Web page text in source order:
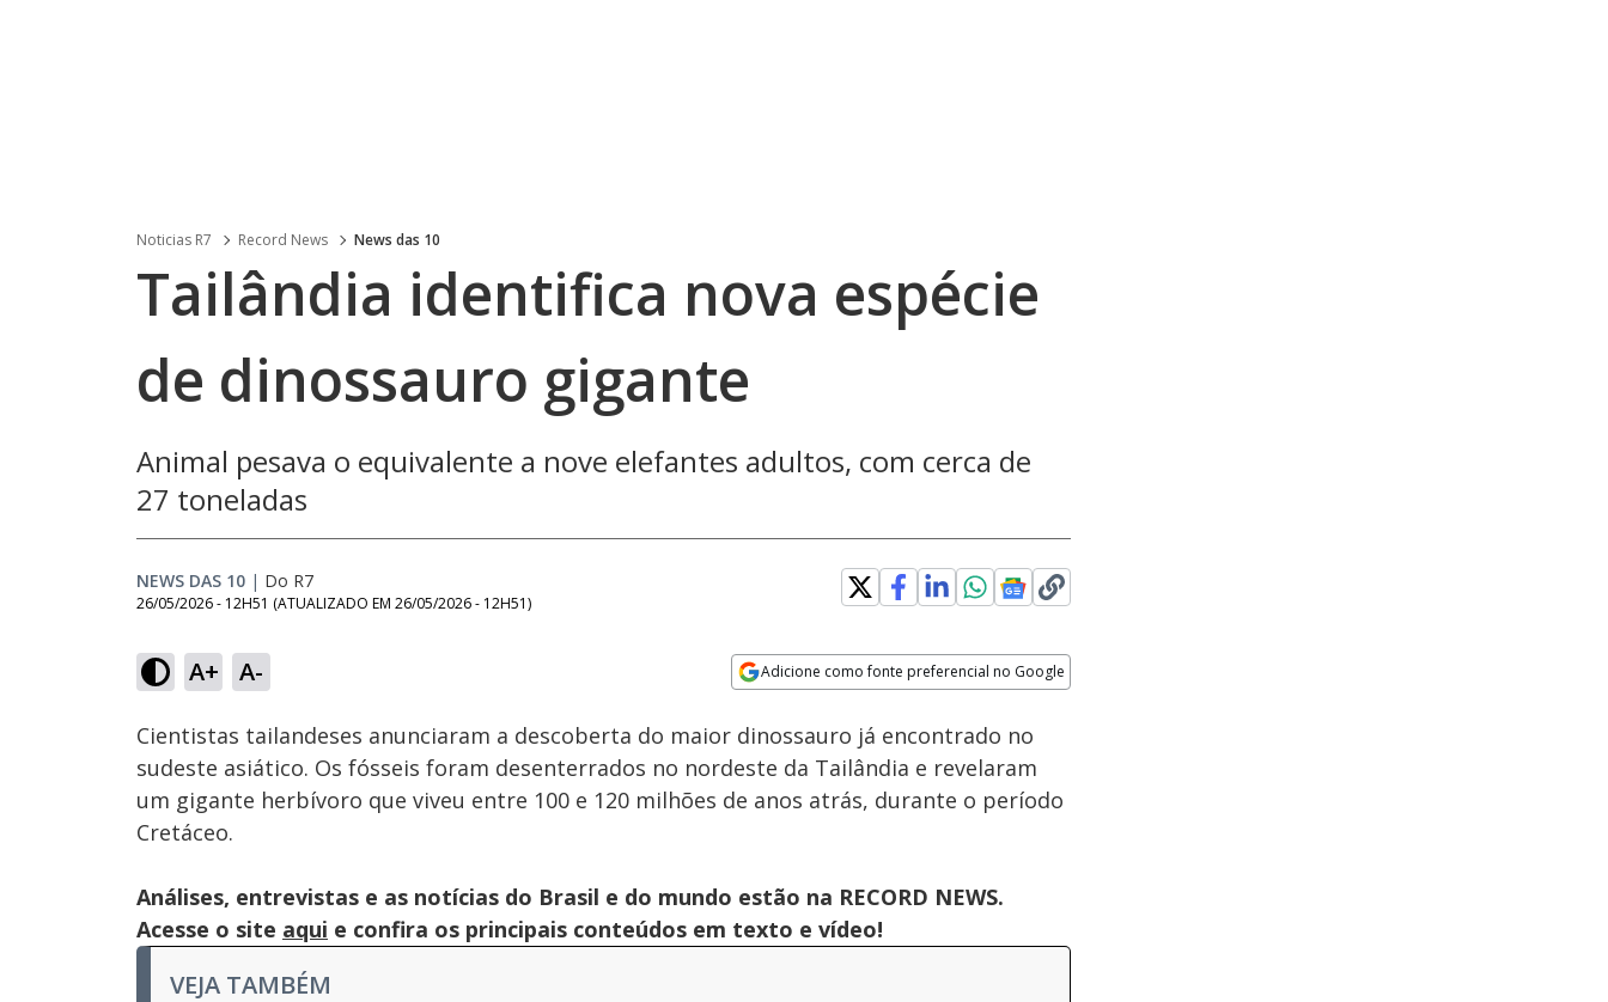
Noticias R7 Record News News das 10
Tailândia identifica nova espécie
de dinossauro gigante
Animal pesava o equivalente a nove elefantes adultos, com cerca de
27 toneladas
NEWS DAS 10 | Do R7
26/05/2026 - 12H51 (ATUALIZADO EM 26/05/2026 - 12H51)
A+ A- Adicione como fonte preferencial no Google
Ativar
Som
Velocidade
Cientistas tailandeses anunciaram a descoberta do maior dinossauro já encontrado no
sudeste asiático. Os fósseis foram desenterrados no nordeste da Tailândia e revelaram
um gigante herbívoro que viveu entre 100 e 120 milhões de anos atrás, durante o período
Cretáceo.
Análises, entrevistas e as notícias do Brasil e do mundo estão na RECORD NEWS.
Acesse o site aqui e confira os principais conteúdos em texto e vídeo!
VEJA TAMBÉM